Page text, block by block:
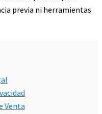
previa ni herramientas
Venta